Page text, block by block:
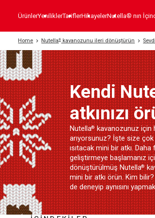
ÜrünlerYeniliklerTariflerHikayelerNutella® nın
Home Nutella® kavanozunu ileri dönüştürün
Kendi
atkınızı
Nutella®kavanozunuz için
arıyorsunuz?​ İşte size çok
ısıtacak mini bir atkı.​ Daha
geliştirmeye başlamanız
dönüştürülmüş Nutella®
mini bir atkı örün.​ Kim
de deneyip aynısını